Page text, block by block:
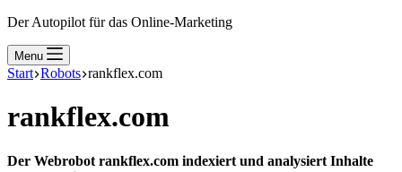
Der Autopilot für das Online-Marketing
Menu
Start Robots rankflex.com
rankflex.com
Der Webrobot rankflex.com indexiert und analysiert Inhalte